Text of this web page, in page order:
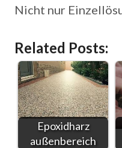
Nicht nur
Related Posts:
Epoxidharz
außenbereich